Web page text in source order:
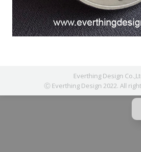
Everthing Design
Ⓒ Everthing Design 2022. All